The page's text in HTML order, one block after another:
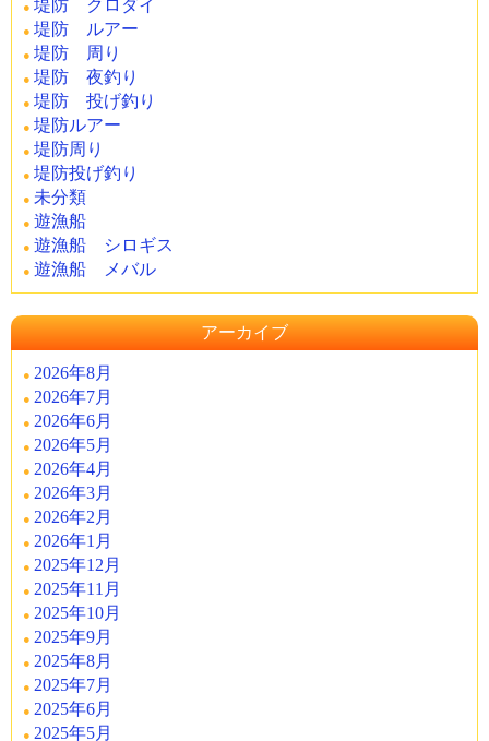
堤防 クロダイ
堤防 ルアー
堤防 周り
堤防 夜釣り
堤防 投げ釣り
堤防ルアー
堤防周り
堤防投げ釣り
未分類
遊漁船
遊漁船 シロギス
遊漁船 メバル
アーカイブ
2026年8月
2026年7月
2026年6月
2026年5月
2026年4月
2026年3月
2026年2月
2026年1月
2025年12月
2025年11月
2025年10月
2025年9月
2025年8月
2025年7月
2025年6月
2025年5月